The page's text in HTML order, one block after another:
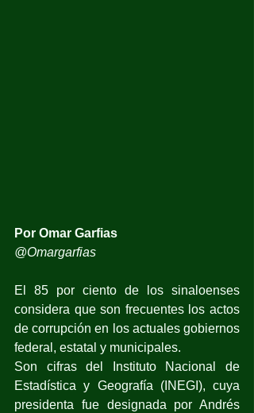
Por Omar Garfias
@Omargarfias
El 85 por ciento de los sinaloenses
considera que son frecuentes los actos
de corrupción en los actuales gobiernos
federal, estatal y municipales.
Son cifras del Instituto Nacional de
Estadística y Geografía (INEGI), cuya
presidenta fue designada por Andrés